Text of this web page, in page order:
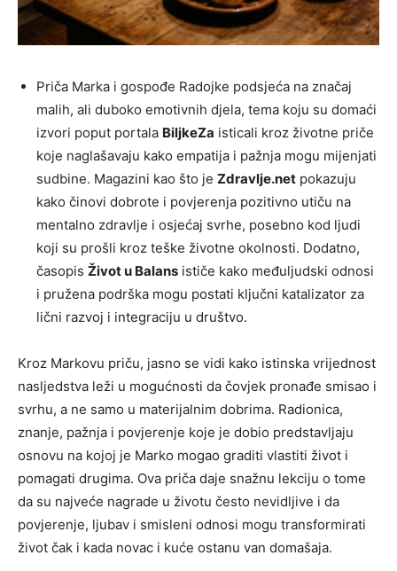
Priča Marka i gospođe Radojke podsjeća na značaj
malih, ali duboko emotivnih djela, tema koju su domaći
izvori poput portala BiljkeZa isticali kroz životne priče
koje naglašavaju kako empatija i pažnja mogu mijenjati
sudbine. Magazini kao što je Zdravlje.net pokazuju
kako činovi dobrote i povjerenja pozitivno utiču na
mentalno zdravlje i osjećaj svrhe, posebno kod ljudi
koji su prošli kroz teške životne okolnosti. Dodatno,
časopis Život u Balans ističe kako međuljudski odnosi
i pružena podrška mogu postati ključni katalizator za
lični razvoj i integraciju u društvo.
Kroz Markovu priču, jasno se vidi kako istinska vrijednost
nasljedstva leži u mogućnosti da čovjek pronađe smisao i
svrhu, a ne samo u materijalnim dobrima. Radionica,
znanje, pažnja i povjerenje koje je dobio predstavljaju
osnovu na kojoj je Marko mogao graditi vlastiti život i
pomagati drugima. Ova priča daje snažnu lekciju o tome
da su najveće nagrade u životu često nevidljive i da
povjerenje, ljubav i smisleni odnosi mogu transformirati
život čak i kada novac i kuće ostanu van domašaja.